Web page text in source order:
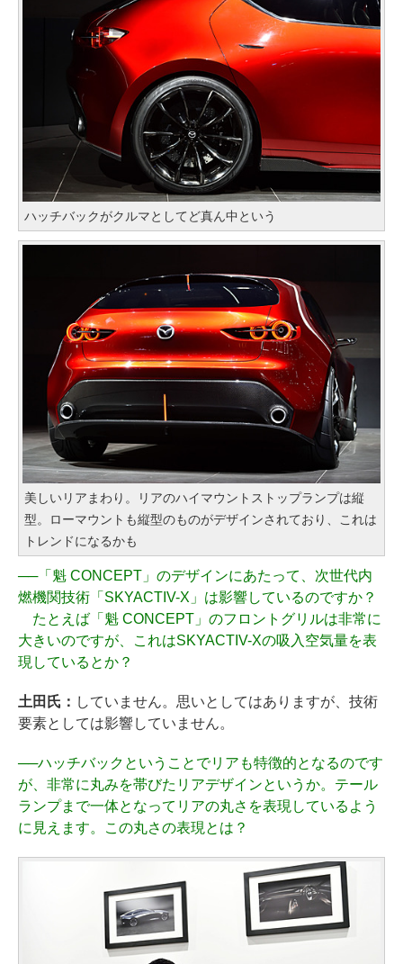
ハッチバックがクルマとしてど真ん中という
美しいリアまわり。リアのハイマウントストップランプは縦
型。ローマウントも縦型のものがデザインされており、これは
トレンドになるかも
──「魁 CONCEPT」のデザインにあたって、次世代内
燃機関技術「SKYACTIV-X」は影響しているのですか？
たとえば「魁 CONCEPT」のフロントグリルは非常に
大きいのですが、これはSKYACTIV-Xの吸入空気量を表
現しているとか？
土田氏： していません。思いとしてはありますが、技術
要素としては影響していません。
──ハッチバックということでリアも特徴的となるのです
が、非常に丸みを帯びたリアデザインというか。テール
ランプまで一体となってリアの丸さを表現しているよう
に見えます。この丸さの表現とは？